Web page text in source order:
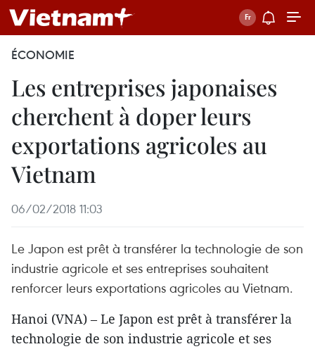
ÉCONOMIE
Les entreprises japonaises
cherchent à doper leurs
exportations agricoles au
Vietnam
06/02/2018 11:03
Le Japon est prêt à transférer la technologie de son
industrie agricole et ses entreprises souhaitent
renforcer leurs exportations agricoles au Vietnam.
Hanoi (VNA) – Le Japon est prêt à transférer la
technologie de son industrie agricole et ses